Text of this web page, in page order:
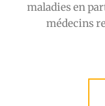
maladies en
médecins